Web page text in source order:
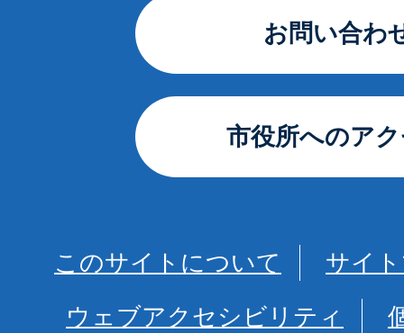
お問い合わ
市役所へのア
このサイトについて
サイ
ウェブアクセシビリティ